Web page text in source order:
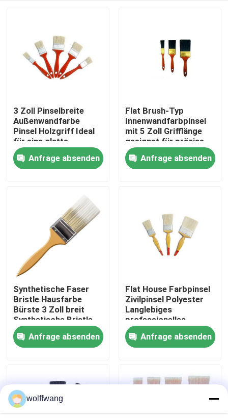
Startseite
Produkte
Fabrik Tour
Qualitätskontrolle
Kontakt
Nachrichten
Alle Fälle
Hauspinsel
Synthetische Filamentbürste
3 Zoll Pinselbreite
Außenwandfarbe
Pinsel Holzgriff Ideal
für eine glatte
Abdeckung auf
großen Flächen und
Außenwänden
Anfrage absenden
Flat Brush-Typ
Innenwandfarbpinsel
mit 5 Zoll Grifflänge
geeignet für präzise
Malerei und sogar
Abdeckung an Wänden
Anfrage absenden
Synthetische Faser
Bristle Hausfarbe
Bürste 3 Zoll breit
Synthetische Bristle
Material für glatte
Farbe Oberflächen
Anfrage absenden
Flat House Farbpinsel
Zivilpinsel Polyester
Langlebiges
professionelles
Malwerkzeug für
Wohn- und
Gewerbeanwendungen
Anfrage absenden
wolffwang